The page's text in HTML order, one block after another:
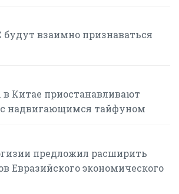
будут взаимно признаваться
Китае приостанавливают
с надвигающимся тайфуном
предложил расширить
Евразийского экономического